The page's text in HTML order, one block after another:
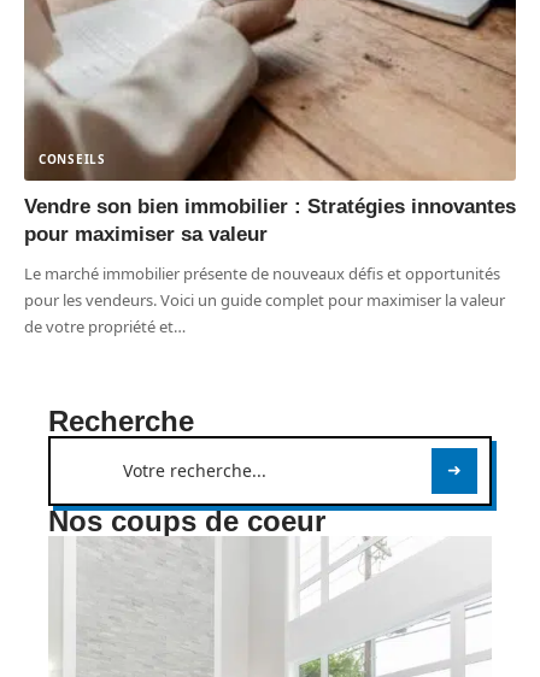
CONSEILS
Vendre son bien immobilier : Stratégies innovantes
pour maximiser sa valeur
Le marché immobilier présente de nouveaux défis et opportunités
pour les vendeurs. Voici un guide complet pour maximiser la valeur
de votre propriété et…
Recherche
Nos coups de coeur